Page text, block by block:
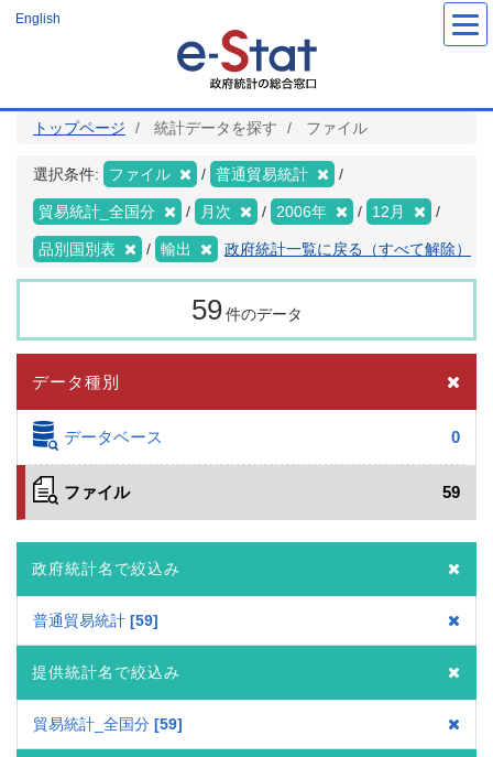
ツ
English
トップページ 統計データを探す ファイル
選択条件: ファイル 普通貿易統計
貿易統計_全国分 月次 2006年 12月
品別国別表 輸出 政府統計一覧に戻る（すべて解除）
59 件のデータ
データ種別
データベース 0
ファイル 59
政府統計名で絞込み
普通貿易統計 59
提供統計名で絞込み
貿易統計_全国分 59